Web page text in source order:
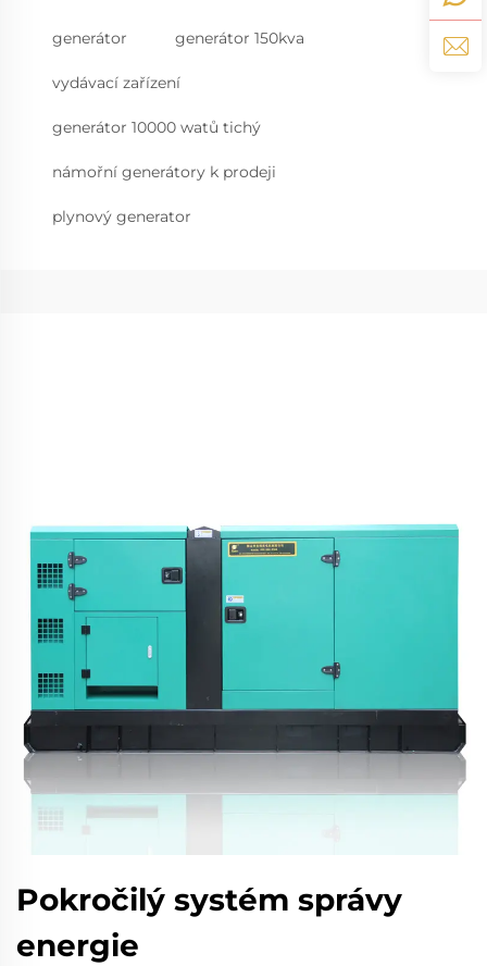
generátor generátor 150kva
vydávací zařízení
generátor 10000 watů tichý
námořní generátory k prodeji
plynový generator
Pokročilý systém správy
energie